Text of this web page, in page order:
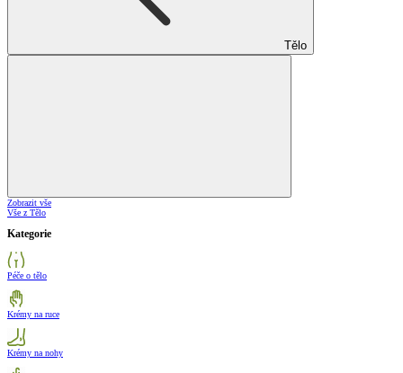
Tělo
Zobrazit vše
Vše z Tělo
Kategorie
Péče o tělo
Krémy na ruce
Krémy na nohy